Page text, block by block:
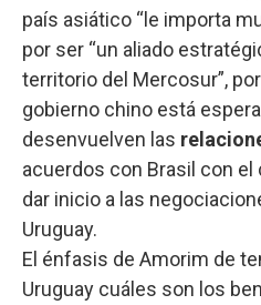
país asiático “le importa
por ser “un aliado
territorio del Mercosur”,
gobierno chino está
desenvuelven las
acuerdos con Brasil con el
dar inicio a las
Uruguay.
El énfasis de Amorim de
Uruguay cuáles son los